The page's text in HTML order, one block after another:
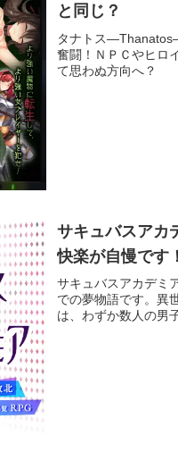
と同じ？
タナトス
奮闘！ＮＰＣやヒロ
て思わぬ方向へ？
サキュバスアカ
快楽が自慢です！
サキュバスアカデミ
での夢物語です。異
は、わずか数人の男